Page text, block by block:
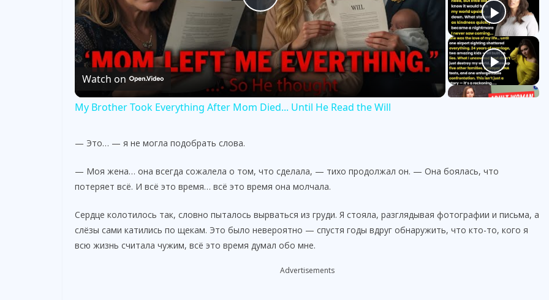
P
l
a
i
d
Watch on
My Brother Took Everything After Mom Died... Until He Read the Will
— Это… — я не могла подобрать слова.
— Моя жена… она всегда сожалела о том, что сделала, — тихо продолжал он. — Она боялась, что
потеряет всё. И всё это время… всё это время она молчала.
Сердце колотилось так, словно пыталось вырваться из груди. Я стояла, разглядывая фотографии и письма, а
слёзы сами катились по щекам. Это было невероятно — спустя годы вдруг обнаружить, что кто-то, кого я
всю жизнь считала чужим, всё это время думал обо мне.
Advertisements